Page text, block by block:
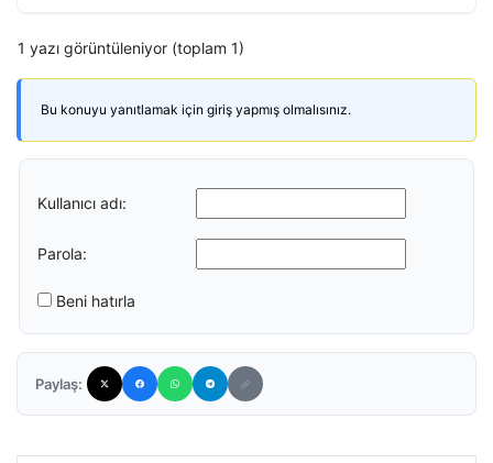
1 yazı görüntüleniyor (toplam 1)
Bu konuyu yanıtlamak için giriş yapmış olmalısınız.
Kullanıcı adı:
Parola:
Beni hatırla
Paylaş: